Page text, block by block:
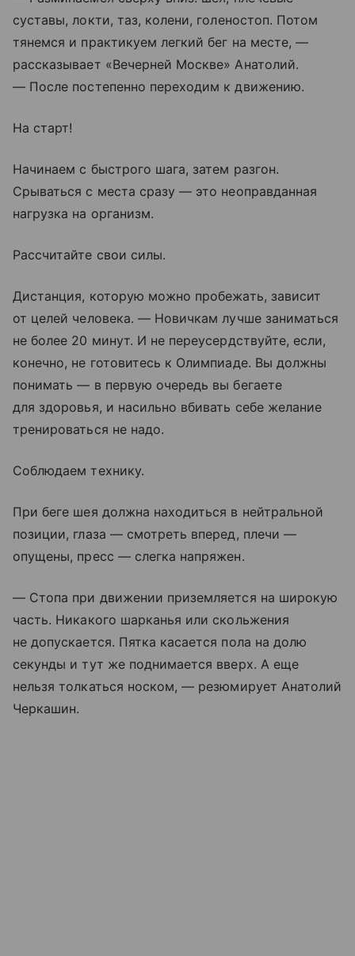
суставы, локти, таз, колени, голеностоп. Потом
тянемся и практикуем легкий бег на месте, —
рассказывает «Вечерней Москве» Анатолий.
— После постепенно переходим к движению.
На старт!
Начинаем с быстрого шага, затем разгон.
Срываться с места сразу — это неоправданная
нагрузка на организм.
Рассчитайте свои силы.
Дистанция, которую можно пробежать, зависит
от целей человека. — Новичкам лучше заниматься
не более 20 минут. И не переусердствуйте, если,
конечно, не готовитесь к Олимпиаде. Вы должны
понимать — в первую очередь вы бегаете
для здоровья, и насильно вбивать себе желание
тренироваться не надо.
Соблюдаем технику.
При беге шея должна находиться в нейтральной
позиции, глаза — смотреть вперед, плечи —
опущены, пресс — слегка напряжен.
— Стопа при движении приземляется на широкую
часть. Никакого шарканья или скольжения
не допускается. Пятка касается пола на долю
секунды и тут же поднимается вверх. А еще
нельзя толкаться носком, — резюмирует Анатолий
Черкашин.